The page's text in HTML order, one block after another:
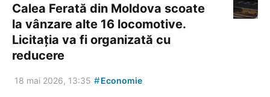
Calea Ferată din Moldova scoate
la vânzare alte 16 locomotive.
Licitația va fi organizată cu
reducere
18 mai 2026, 13:35 #Economie